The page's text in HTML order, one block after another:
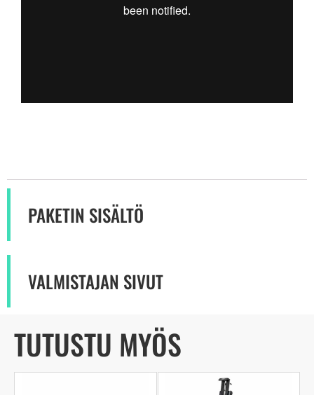
PAKETIN SISÄLTÖ
VALMISTAJAN SIVUT
TUTUSTU MYÖS